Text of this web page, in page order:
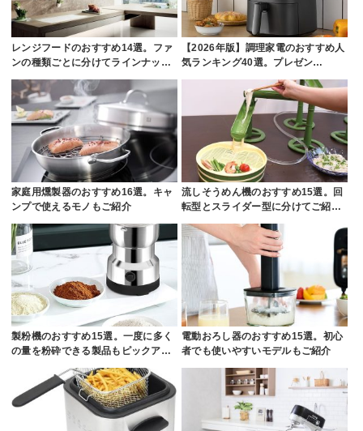
レンジフードのおすすめ14選。ファ
ンの種類ごとに分けてラインナッ…
【2026年版】調理家電のおすすめ人
気ランキング40選。プレゼン…
家庭用燻製器のおすすめ16選。キャ
ンプで使えるモノもご紹介
流しそうめん機のおすすめ15選。回
転型とスライダー型に分けてご紹…
製粉機のおすすめ15選。一度に多く
の量を粉砕できる製品もピックア…
電動おろし器のおすすめ15選。初心
者でも使いやすいモデルもご紹介